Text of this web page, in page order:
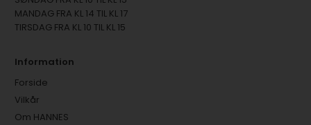
MANDAG FRA KL 14 TIL KL 17
TIRSDAG FRA KL 10 TIL KL 15
Information
Forside
Vilkår
Om HANNES